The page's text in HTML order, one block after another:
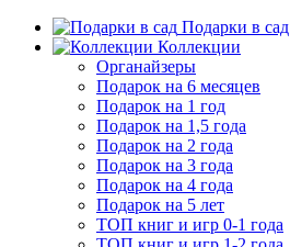
Подарки в сад
Коллекции
Органайзеры
Подарок на 6 месяцев
Подарок на 1 год
Подарок на 1,5 года
Подарок на 2 года
Подарок на 3 года
Подарок на 4 года
Подарок на 5 лет
ТОП книг и игр 0-1 года